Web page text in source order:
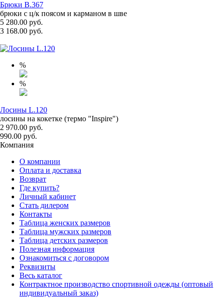
Брюки B.367
брюки с ц/к поясом и карманом в шве
5 280.00 руб.
3 168.00 руб.
%
%
Лосины L.120
лосины на кокетке (термо "Inspire")
2 970.00 руб.
990.00 руб.
Компания
О компании
Оплата и доставка
Возврат
Где купить?
Личный кабинет
Стать дилером
Контакты
Таблица женских размеров
Таблица мужских размеров
Таблица детских размеров
Полезная информация
Ознакомиться с договором
Реквизиты
Весь каталог
Контрактное производство спортивной одежды (оптовый
индивидуальный заказ)